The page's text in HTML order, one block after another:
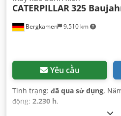
Bergkamen 9.510 km
CATERPILLAR325
Yêu cầu
Tình trạng: đã qua sử dụng,
động: 2.230 h,